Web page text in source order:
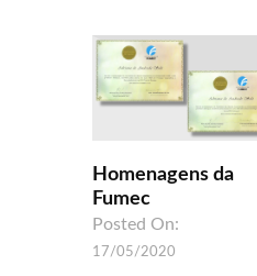
Homenagens da
Fumec
Posted On:
17/05/2020